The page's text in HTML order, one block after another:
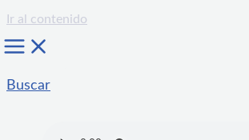
Ir al contenido
Buscar